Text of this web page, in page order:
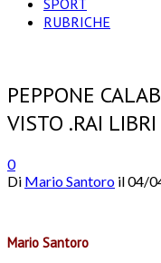
SPORT
RUBRICHE
PEPPONE
VISTO .RAI LIBRI
0
Di Mario Santoro il04/
Mario Santoro